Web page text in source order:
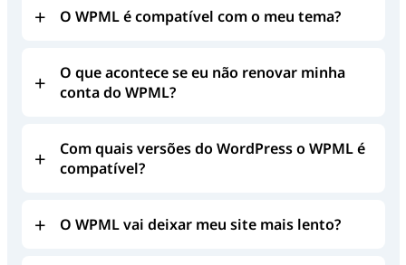
O WPML é compatível com o meu tema?
O que acontece se eu não renovar minha
conta do WPML?
Com quais versões do WordPress o WPML é
compatível?
O WPML vai deixar meu site mais lento?